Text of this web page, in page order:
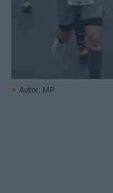
Autor: MP